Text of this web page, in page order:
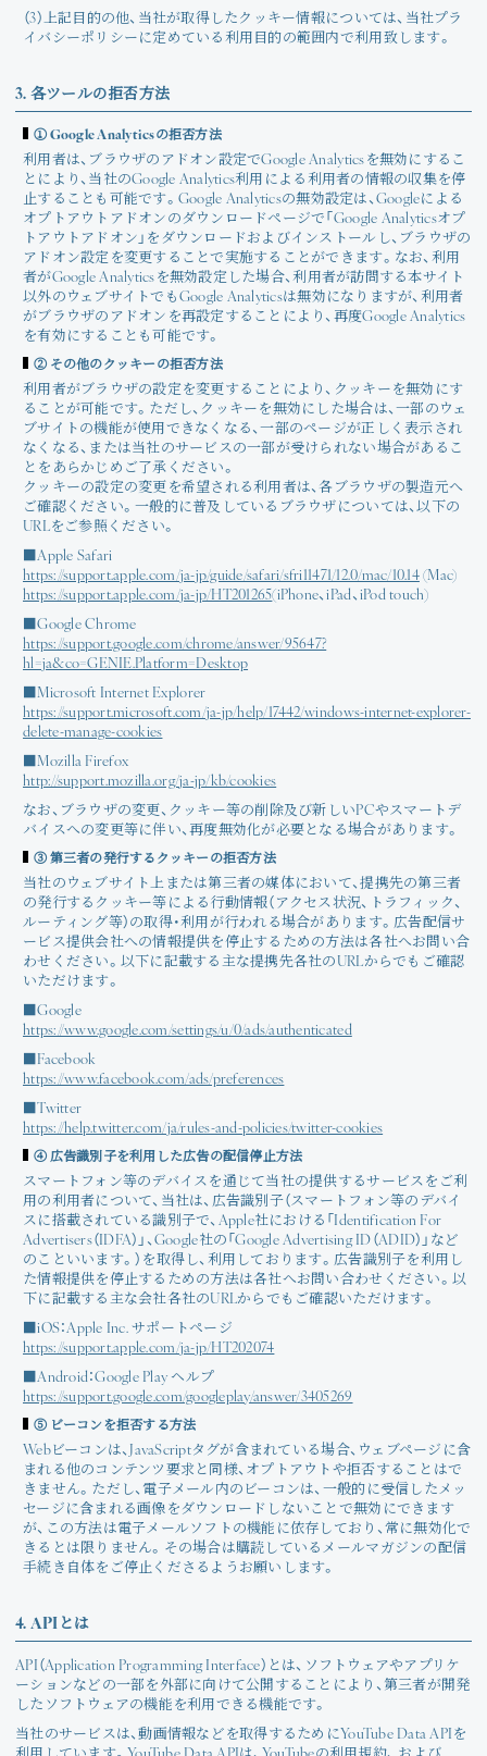
（3）上記目的の他、当社が取得したクッキー情報については、当社プラ
イバシーポリシーに定めている利用目的の範囲内で利用致します。
3. 各ツールの拒否方法
① Google Analyticsの拒否方法
利用者は、ブラウザのアドオン設定でGoogle Analyticsを無効にするこ
とにより、当社のGoogle Analytics利用による利用者の情報の収集を停
止することも可能です。Google Analyticsの無効設定は、Googleによる
オプトアウトアドオンのダウンロードページで「Google Analyticsオプ
トアウトアドオン」をダウンロードおよびインストールし、ブラウザの
アドオン設定を変更することで実施することができます。なお、利用
者がGoogle Analyticsを無効設定した場合、利用者が訪問する本サイト
以外のウェブサイトでもGoogle Analyticsは無効になりますが、利用者
がブラウザのアドオンを再設定することにより、再度Google Analytics
を有効にすることも可能です。
② その他のクッキーの拒否方法
利用者がブラウザの設定を変更することにより、クッキーを無効にす
ることが可能です。ただし、クッキーを無効にした場合は、一部のウェ
ブサイトの機能が使用できなくなる、一部のページが正しく表示され
なくなる、または当社のサービスの一部が受けられない場合があるこ
とをあらかじめご了承ください。
クッキーの設定の変更を希望される利用者は、各ブラウザの製造元へ
ご確認ください。一般的に普及しているブラウザについては、以下の
URLをご参照ください。
■Apple Safari
https://support.apple.com/ja-jp/guide/safari/sfri11471/12.0/mac/10.14(Mac)
https://support.apple.com/ja-jp/HT201265(iPhone、iPad、iPod touch)
■Google Chrome
https://support.google.com/chrome/answer/95647?
hl=ja&co=GENIE.Platform=Desktop
■Microsoft Internet Explorer
https://support.microsoft.com/ja-jp/help/17442/windows-internet-explorer-
delete-manage-cookies
■Mozilla Firefox
http://support.mozilla.org/ja-jp/kb/cookies
なお、ブラウザの変更、クッキー等の削除及び新しいPCやスマートデ
バイスへの変更等に伴い、再度無効化が必要となる場合があります。
③ 第三者の発行するクッキーの拒否方法
当社のウェブサイト上または第三者の媒体において、提携先の第三者
の発行するクッキー等による行動情報（アクセス状況、トラフィック、
ルーティング等）の取得・利用が行われる場合があります。広告配信サ
ービス提供会社への情報提供を停止するための方法は各社へお問い合
わせください。以下に記載する主な提携先各社のURLからでもご確認
いただけます。
■Google
https://www.google.com/settings/u/0/ads/authenticated
■Facebook
https://www.facebook.com/ads/preferences
■Twitter
https://help.twitter.com/ja/rules-and-policies/twitter-cookies
④ 広告識別子を利用した広告の配信停止方法
スマートフォン等のデバイスを通じて当社の提供するサービスをご利
用の利用者について、当社は、広告識別子（スマートフォン等のデバイ
スに搭載されている識別子で、Apple社における「Identification For
Advertisers（IDFA）」、Google社の「Google Advertising ID（ADID）」など
のこといいます。）を取得し、利用しております。広告識別子を利用し
た情報提供を停止するための方法は各社へお問い合わせください。以
下に記載する主な会社各社のURLからでもご確認いただけます。
■iOS：Apple Inc. サポートページ
https://support.apple.com/ja-jp/HT202074
■Android：Google Play ヘルプ
https://support.google.com/googleplay/answer/3405269
⑤ ビーコンを拒否する方法
Webビーコンは、JavaScriptタグが含まれている場合、ウェブページに含
まれる他のコンテンツ要求と同様、オプトアウトや拒否することはで
きません。ただし、電子メール内のビーコンは、一般的に受信したメッ
セージに含まれる画像をダウンロードしないことで無効にできます
が、この方法は電子メールソフトの機能に依存しており、常に無効化で
きるとは限りません。その場合は購読しているメールマガジンの配信
手続き自体をご停止くださるようお願いします。
4. APIとは
API（Application Programming Interface）とは、ソフトウェアやアプリケ
ーションなどの一部を外部に向けて公開することにより、第三者が開発
したソフトウェアの機能を利用できる機能です。
当社のサービスは、動画情報などを取得するためにYouTube Data APIを